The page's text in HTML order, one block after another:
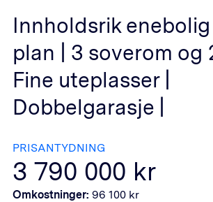
Innholdsrik
plan | 3 soverom og
Fine uteplasser |
Dobbelgarasje |
PRISANTYDNING
3 790 000 kr
Omkostninger: 96 100 kr